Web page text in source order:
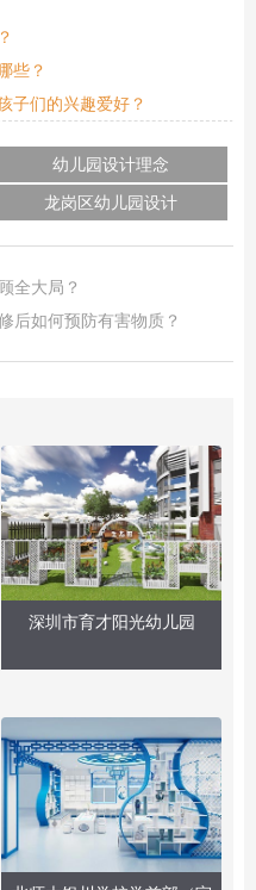
些？
子们的兴趣爱好？
幼儿园设计理念
龙岗区幼儿园设计
全大局？
后如何预防有害物质？
深圳市育才阳光幼儿园